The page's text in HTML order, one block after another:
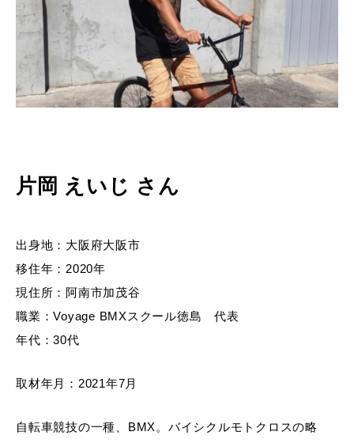
片岡 えいじ さん
出身地：大阪府大阪市
移住年：2020年
現住所：阿南市加茂谷
職業：Voyage BMXスクール徳島 代表
年代：30代
取材年月：2021年7月
自転車競技の一種、BMX。バイシクルモトクロスの略